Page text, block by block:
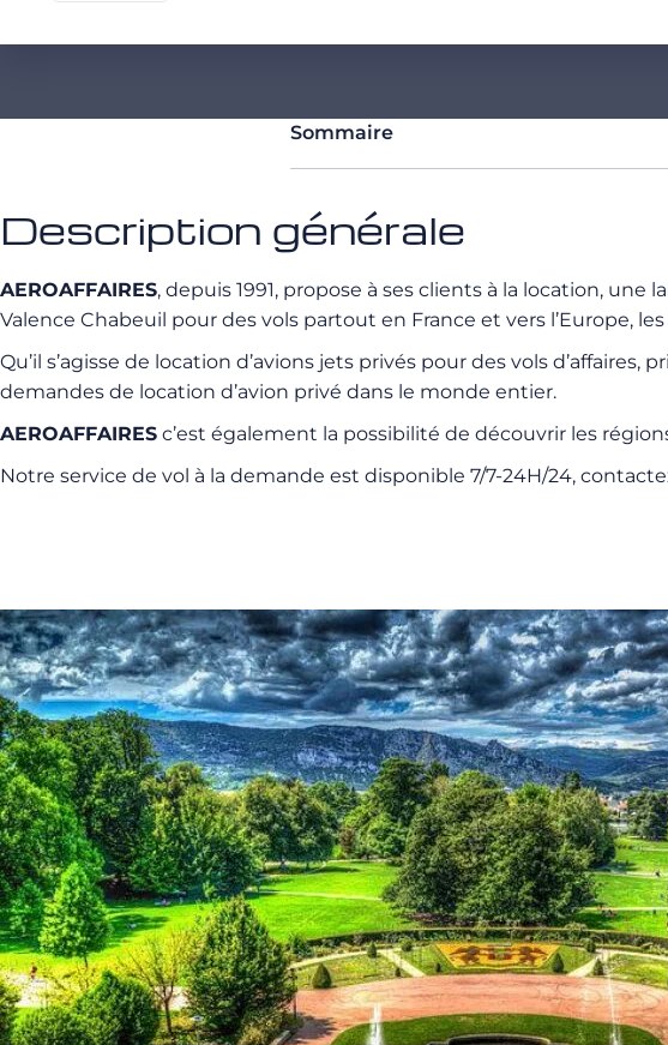
Sommaire
Description générale
AEROAFFAIRES, depuis 1991, propose à ses clients à la location,
Valence Chabeuil pour des vols partout en France et vers l’Europe, les
Qu’il s’agisse de location d’avions jets privés pour des vols
demandes de location d’avion privé dans le monde entier.
AEROAFFAIRES c’est également la possibilité de découvrir les
Notre service de vol à la demande est disponible 7/7-24H/24,